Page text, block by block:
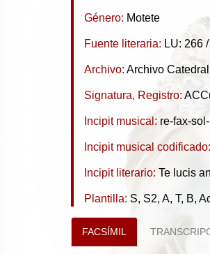
Género: Motete
Fuente literaria: LU: 266
Archivo: Archivo
Signatura, Registro:
Incipit musical: re-fax-
Incipit musical codificado:
Incipit literario: Te lucis
Plantilla: S, S2, A, T, B,
FACSÍMIL